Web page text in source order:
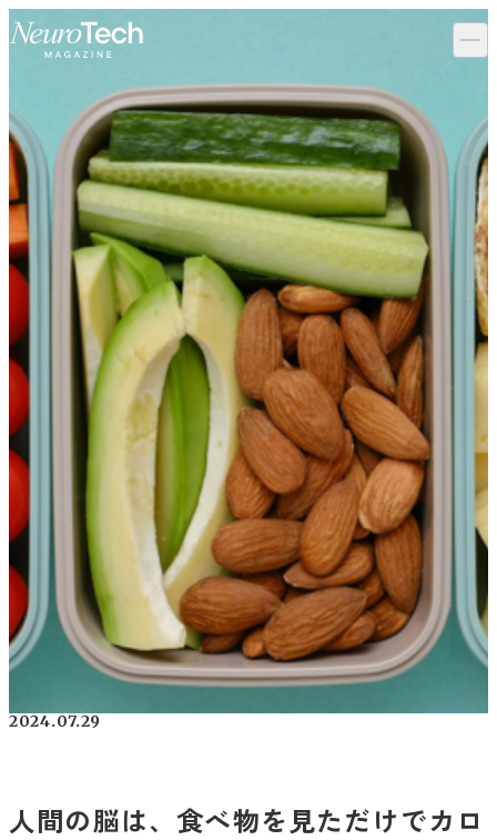
2024.07.29
人間の脳は、食べ物を見ただけでカロ